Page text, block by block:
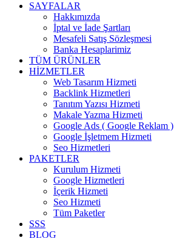
SAYFALAR
Hakkımızda
İptal ve İade Şartları
Mesafeli Satış Sözleşmesi
Banka Hesaplarimiz
TÜM ÜRÜNLER
HİZMETLER
Web Tasarım Hizmeti
Backlink Hizmetleri
Tanıtım Yazısı Hizmeti
Makale Yazma Hizmeti
Google Ads ( Google Reklam )
Google İşletmem Hizmeti
Seo Hizmetleri
PAKETLER
Kurulum Hizmeti
Google Hizmetleri
İçerik Hizmeti
Seo Hizmeti
Tüm Paketler
SSS
BLOG